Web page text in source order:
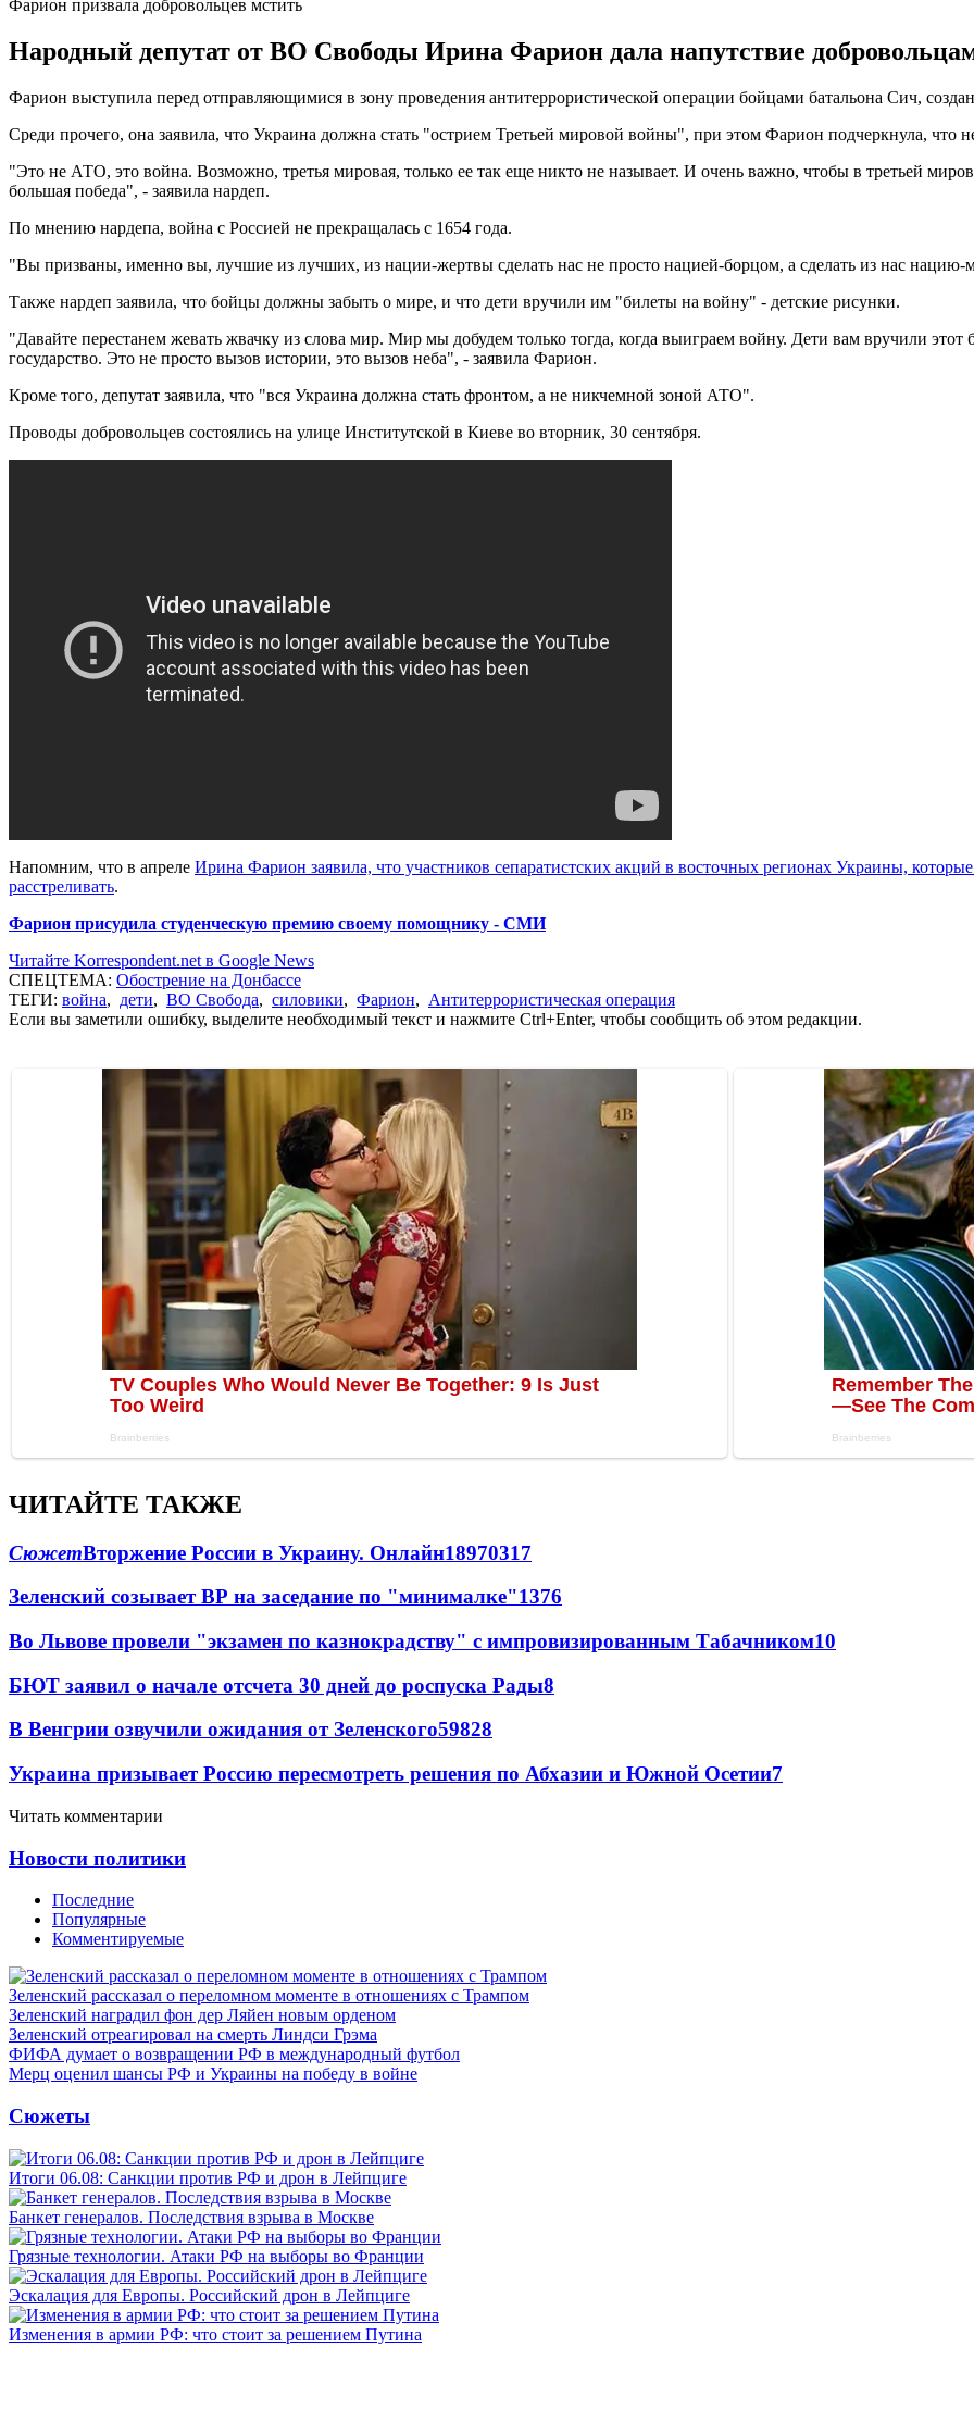
Фарион призвала добровольцев мстить
Народный депутат от ВО Свободы Ирина Фарион дала напутствие
Фарион выступила перед отправляющимися в зону проведения антитеррористической операции бойцами батальона Сич,
Среди прочего, она заявила, что Украина должна стать "острием Третьей мировой войны", при этом Фарион подчеркнула, что
"Это не АТО, это война. Возможно, третья мировая, только ее так еще никто не называет. И очень важно, чтобы в третьей
большая победа", - заявила нардеп.
По мнению нардепа, война с Россией не прекращалась с 1654 года.
"Вы призваны, именно вы, лучшие из лучших, из нации-жертвы сделать нас не просто нацией-борцом, а сделать из нас нацию-
Также нардеп заявила, что бойцы должны забыть о мире, и что дети вручили им "билеты на войну" - детские рисунки.
"Давайте перестанем жевать жвачку из слова мир. Мир мы добудем только тогда, когда выиграем войну. Дети вам вручили
государство. Это не просто вызов истории, это вызов неба", - заявила Фарион.
Кроме того, депутат заявила, что "вся Украина должна стать фронтом, а не никчемной зоной АТО".
Проводы добровольцев состоялись на улице Институтской в Киеве во вторник, 30 сентября.
Напомним, что в апреле Ирина Фарион заявила, что участников сепаратистских акций в восточных регионах Украины,
расстреливать.
Фарион присудила студенческую премию своему помощнику - СМИ
Читайте Korrespondent.net в Google News
СПЕЦТЕМА: Обострение на Донбассе
ТЕГИ: война, дети, ВО Свобода, силовики, Фарион, Антитеррористическая операция
Если вы заметили ошибку, выделите необходимый текст и нажмите Ctrl+Enter, чтобы сообщить об этом редакции.
ЧИТАЙТЕ ТАКЖЕ
СюжетВторжение России в Украину. Онлайн18970317
Зеленский созывает ВР на заседание по "минималке"1376
Во Львове провели "экзамен по казнокрадству" с импровизированным Табачником10
БЮТ заявил о начале отсчета 30 дней до роспуска Рады8
В Венгрии озвучили ожидания от Зеленского59828
Украина призывает Россию пересмотреть решения по Абхазии и Южной Осетии7
Читать комментарии
Новости политики
Последние
Популярные
Комментируемые
Зеленский рассказал о переломном моменте в отношениях с Трампом
Зеленский наградил фон дер Ляйен новым орденом
Зеленский отреагировал на смерть Линдси Грэма
ФИФА думает о возвращении РФ в международный футбол
Мерц оценил шансы РФ и Украины на победу в войне
Сюжеты
Итоги 06.08: Санкции против РФ и дрон в Лейпциге
Банкет генералов. Последствия взрыва в Москве
Грязные технологии. Атаки РФ на выборы во Франции
Эскалация для Европы. Российский дрон в Лейпциге
Изменения в армии РФ: что стоит за решением Путина